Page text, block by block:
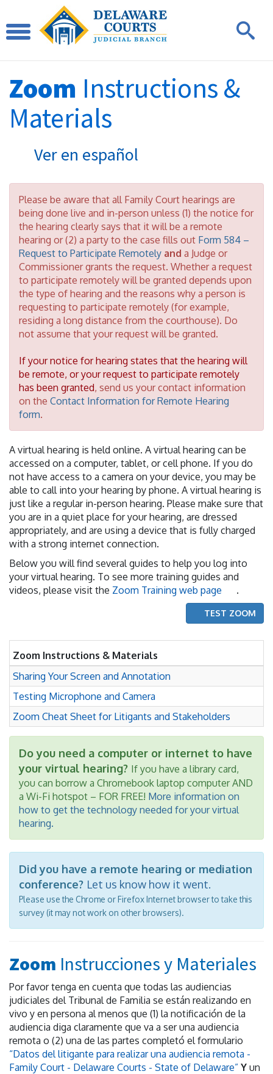
Zoom Instructions &
Materials
Ver en español
Please be aware that all Family Court hearings are
being done live and in-person unless (1) the notice for
the hearing clearly says that it will be a remote
hearing or (2) a party to the case fills out Form 584 –
Request to Participate Remotely and a Judge or
Commissioner grants the request. Whether a request
to participate remotely will be granted depends upon
the type of hearing and the reasons why a person is
requesting to participate remotely (for example,
residing a long distance from the courthouse). Do
not assume that your request will be granted.
If your notice for hearing states that the hearing will
be remote, or your request to participate remotely
has been granted, send us your contact information
on the Contact Information for Remote Hearing
form.
A virtual hearing is held online. A virtual hearing can be
accessed on a computer, tablet, or cell phone. If you do
not have access to a camera on your device, you may be
able to call into your hearing by phone. A virtual hearing is
just like a regular in-person hearing. Please make sure that
you are in a quiet place for your hearing, are dressed
appropriately, and are using a device that is fully charged
with a strong internet connection.
Below you will find several guides to help you log into
your virtual hearing. To see more training guides and
videos, please visit the Zoom Training web page .
TEST ZOOM
Zoom Instructions & Materials
Sharing Your Screen and Annotation
Testing Microphone and Camera
Zoom Cheat Sheet for Litigants and Stakeholders
Do you need a computer or internet to have
your virtual hearing? If you have a library card,
you can borrow a Chromebook laptop computer AND
a Wi-Fi hotspot – FOR FREE! More information on
how to get the technology needed for your virtual
hearing.
Did you have a remote hearing or mediation
conference? Let us know how it went.
Please use the Chrome or Firefox Internet browser to take this
survey (it may not work on other browsers).
Zoom Instrucciones y Materiales
Por favor tenga en cuenta que todas las audiencias
judiciales del Tribunal de Familia se están realizando en
vivo y en persona al menos que (1) la notificación de la
audiencia diga claramente que va a ser una audiencia
remota o (2) una de las partes completó el formulario
“Datos del litigante para realizar una audiencia remota -
Family Court - Delaware Courts - State of Delaware” Y un